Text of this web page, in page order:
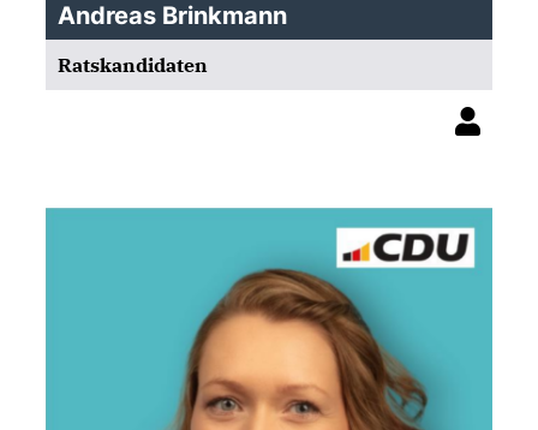
Andreas Brinkmann
Ratskandidaten